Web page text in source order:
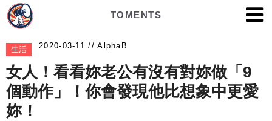
TOMENTS
生活 AlphaB
女人！看看妳老公有沒有對妳做「9
個動作」！你會發現他比想象中更愛
妳！